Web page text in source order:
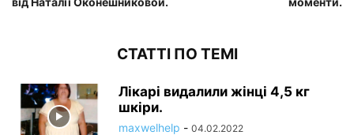
СТАТТІ ПО ТЕМІ
Лікарі видалили жінці 4,5 кг
шкіри.
maxwelhelp - 04.02.2022